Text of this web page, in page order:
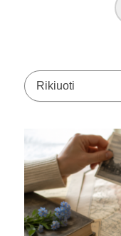
Rikiuoti